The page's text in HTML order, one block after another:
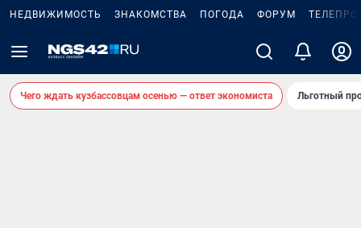
НЕДВИЖИМОСТЬ ЗНАКОМСТВА ПОГОДА ФОРУМ
Чего ждать кузбассовцам осенью — ответ экономиста Льготный